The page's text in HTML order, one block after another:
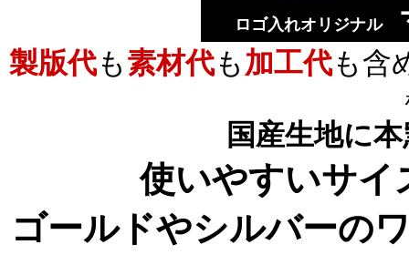
ロゴ入れオリジナル
製版代も 素材代も 加工代も含
国産生地に
使いやすいサイ
ゴールドやシルバーの